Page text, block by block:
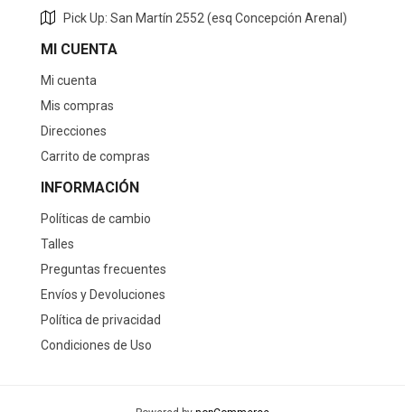
Pick Up: San Martín 2552 (esq Concepción Arenal)
MI CUENTA
Mi cuenta
Mis compras
Direcciones
Carrito de compras
INFORMACIÓN
Políticas de cambio
Talles
Preguntas frecuentes
Envíos y Devoluciones
Política de privacidad
Condiciones de Uso